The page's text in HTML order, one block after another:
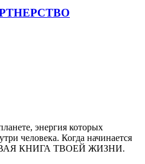
энергия которых
человека. Когда начинается
КНИГА ТВОЕЙ ЖИЗНИ.